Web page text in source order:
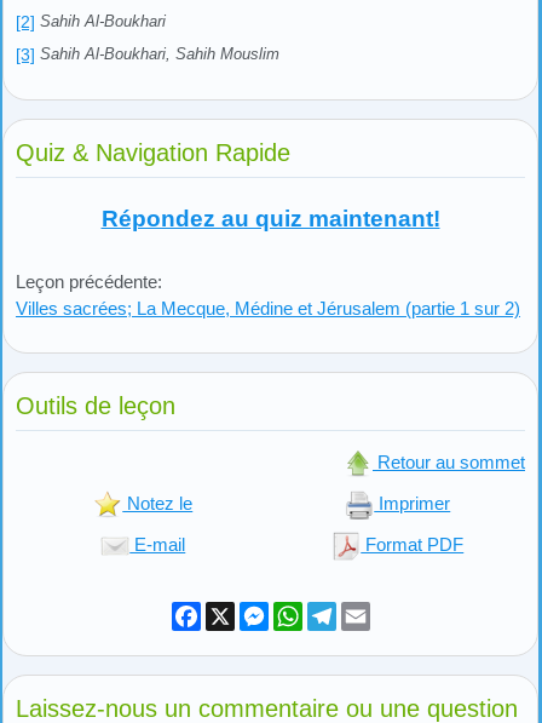
[2] Sahih Al-Boukhari
[3] Sahih Al-Boukhari, Sahih Mouslim
Quiz & Navigation Rapide
Répondez au quiz maintenant!
Leçon précédente:
Villes sacrées; La Mecque, Médine et Jérusalem (partie 1 sur 2)
Outils de leçon
Retour au sommet
Notez le Imprimer
E-mail Format PDF
Facebook
X Messenger
WhatsApp
Telegram
Laissez-nous un commentaire ou une question